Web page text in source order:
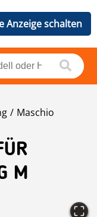
Anzeige schalten
Maschio
M